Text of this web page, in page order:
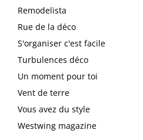
Remodelista
Rue de la déco
S'organiser c'est facile
Turbulences déco
Un moment pour toi
Vent de terre
Vous avez du style
Westwing magazine